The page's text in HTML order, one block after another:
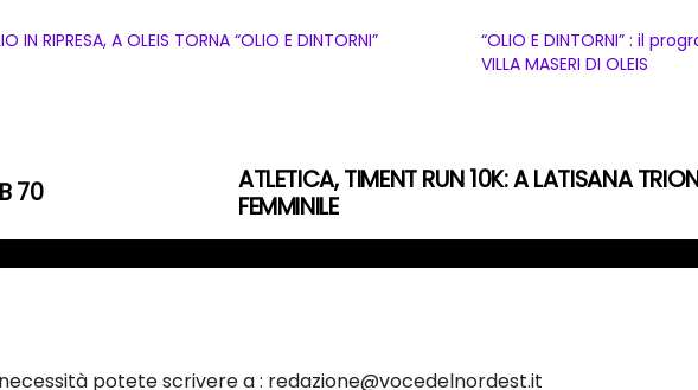
IN RIPRESA, A OLEIS TORNA “OLIO E DINTORNI”
“OLIO E DINTORNI” : il
VILLA MASERI DI OLEIS
ATLETICA, TIMENT RUN 10K: A LATISANA
FEMMINILE
70
potete scrivere a : redazione@vocedelnordest.it